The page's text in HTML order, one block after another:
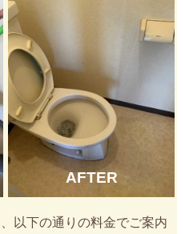
AFTER
以下の通りの料金でご案内